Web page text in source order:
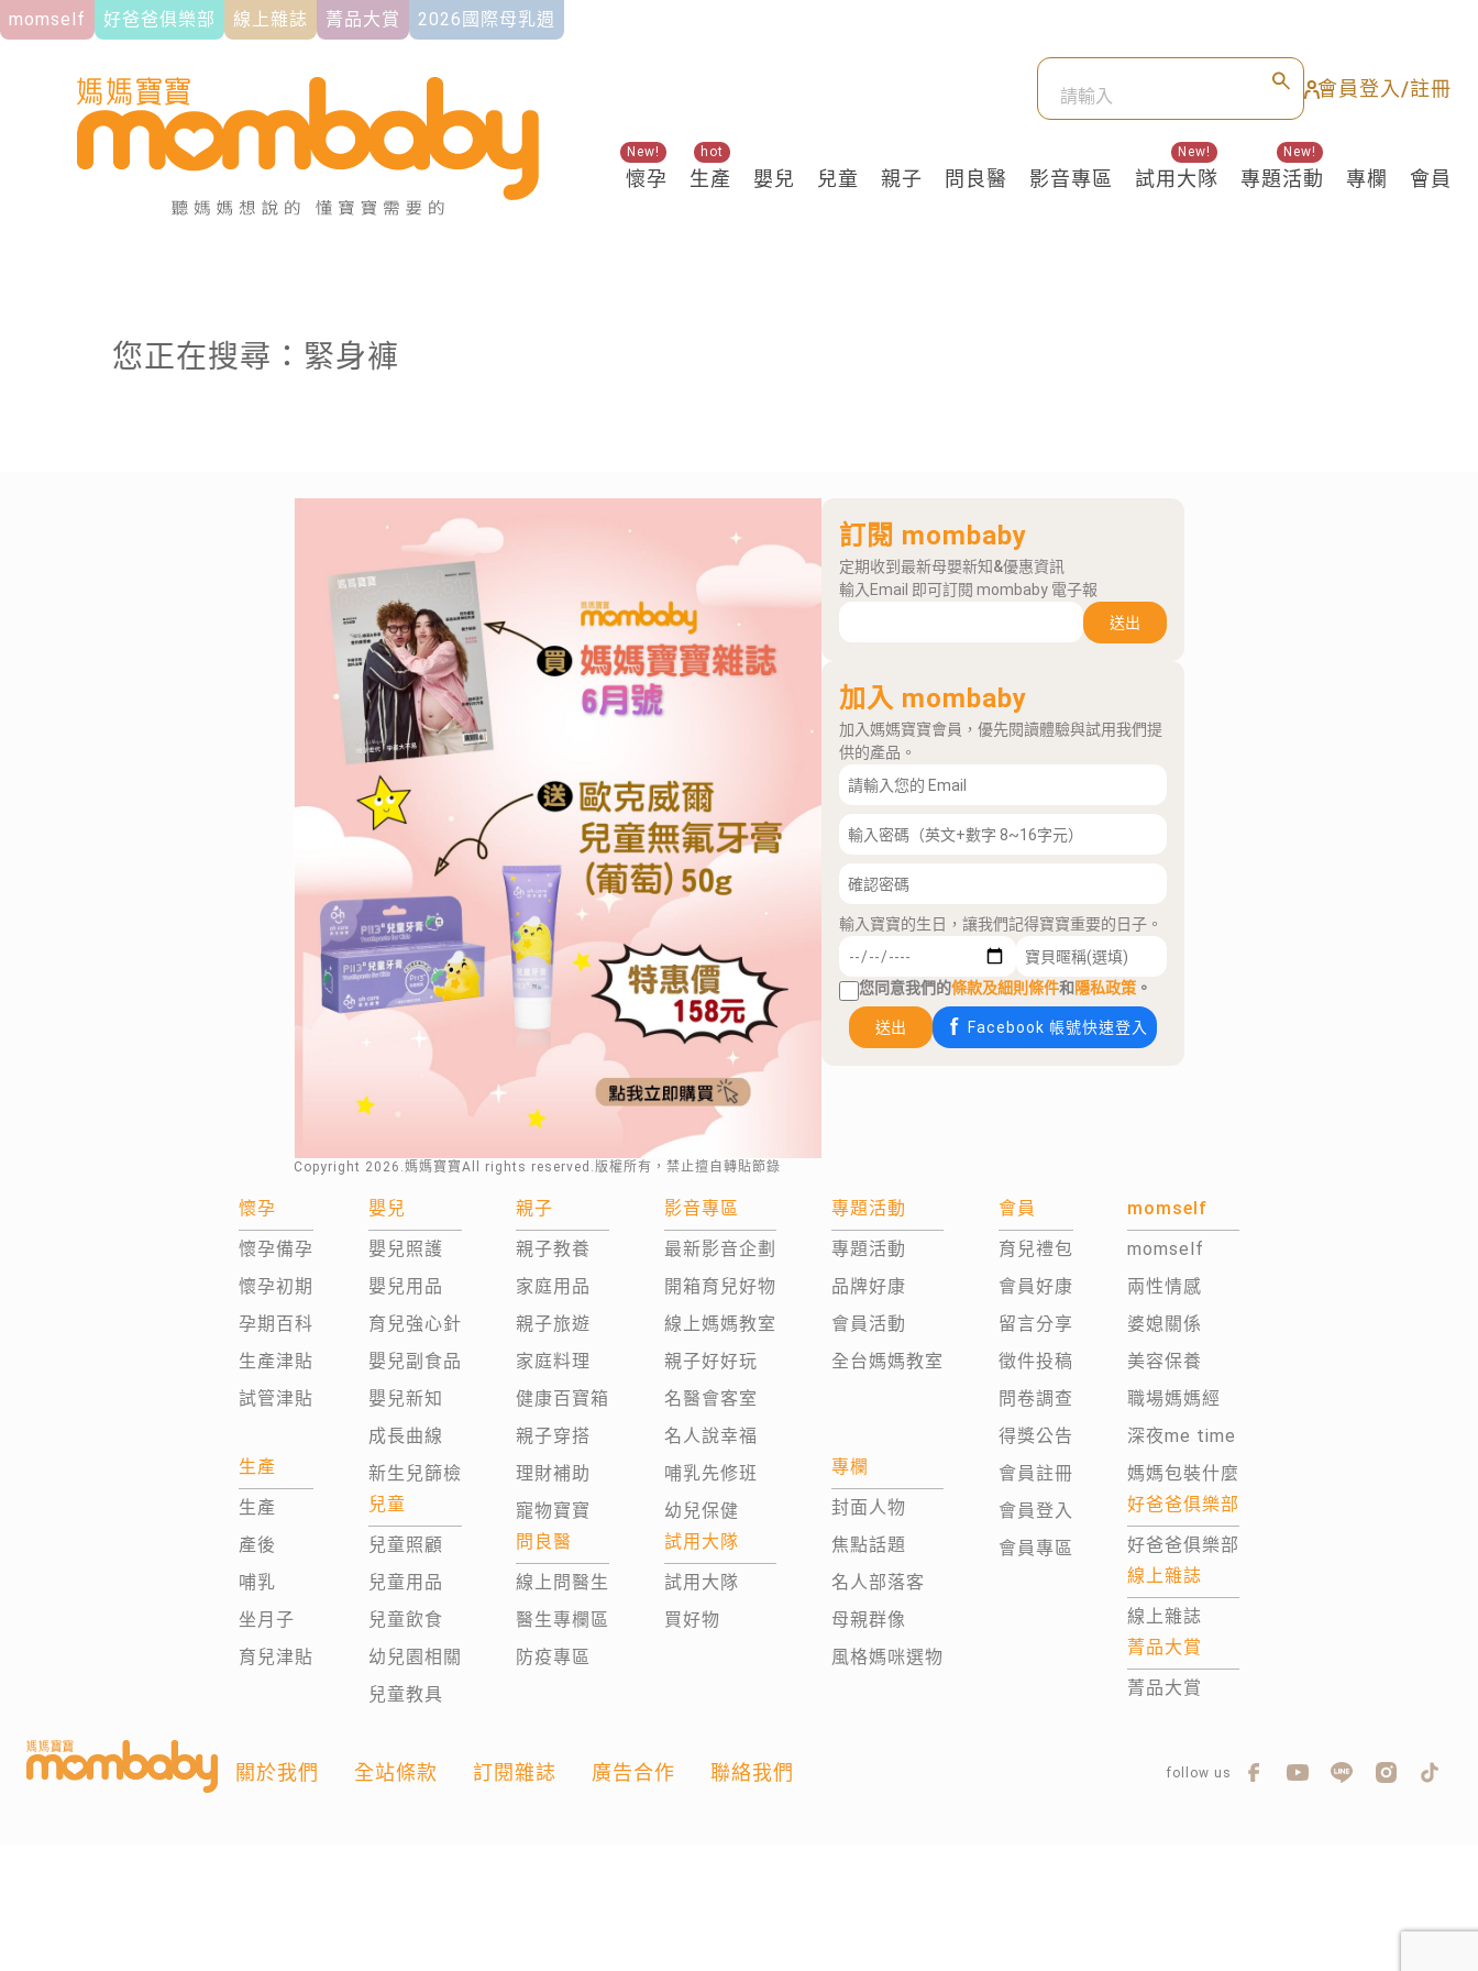
momself 好爸爸俱樂部 線上雜誌 菁品大賞 2026國際母乳週
會員登入/註冊
懷孕
New!
生產
hot
嬰兒 兒童 親子 問良醫 影音專區 試用大隊
New!
專題活動
New!
專欄 會員
關鍵熱搜
您正在搜尋：緊身褲
Copyright 2026 .媽媽寶寶All rights reserved.版權所有，禁止擅自轉貼節錄
訂閱 mombaby
定期收到最新母嬰新知&優惠資訊
輸入Email 即可訂閱 mombaby 電子報
送出
加入 mombaby
加入媽媽寶寶會員，優先閱讀體驗與試用我們提
供的產品。
輸入寶寶的生日，讓我們記得寶寶重要的日子。
您同意我們的條款及細則條件和隱私政策 。
送出 Facebook 帳號快速登入
懷孕
懷孕備孕
懷孕初期
孕期百科
生產津貼
試管津貼
生產
生產
產後
哺乳
坐月子
育兒津貼
嬰兒
嬰兒照護
嬰兒用品
育兒強心針
嬰兒副食品
嬰兒新知
成長曲線
新生兒篩檢
兒童
兒童照顧
兒童用品
兒童飲食
幼兒園相關
兒童教具
親子
親子教養
家庭用品
親子旅遊
家庭料理
健康百寶箱
親子穿搭
理財補助
寵物寶寶
問良醫
線上問醫生
醫生專欄區
防疫專區
影音專區
最新影音企劃
開箱育兒好物
線上媽媽教室
親子好好玩
名醫會客室
名人說幸福
哺乳先修班
幼兒保健
試用大隊
試用大隊
買好物
專題活動
專題活動
品牌好康
會員活動
全台媽媽教室
專欄
封面人物
焦點話題
名人部落客
母親群像
風格媽咪選物
會員
育兒禮包
會員好康
留言分享
徵件投稿
問卷調查
得獎公告
會員註冊
會員登入
會員專區
momself
momself
兩性情感
婆媳關係
美容保養
職場媽媽經
深夜me time
媽媽包裝什麼
好爸爸俱樂部
好爸爸俱樂部
線上雜誌
線上雜誌
菁品大賞
菁品大賞
關於我們 全站條款 訂閱雜誌 廣告合作 聯絡我們 follow us